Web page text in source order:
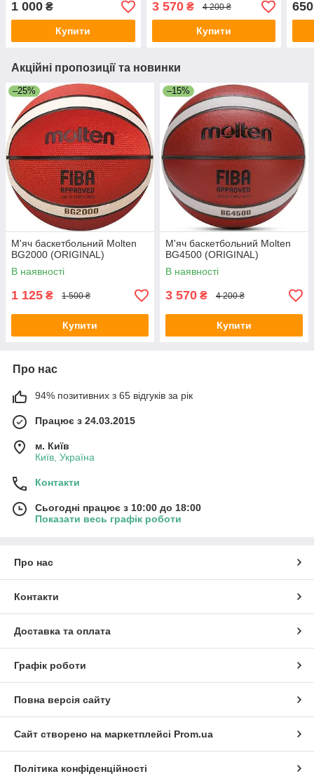
1 000 ₴
Купити
3 570₴ 4 200 ₴
Купити
650
Акційні пропозиції та новинки
–25%
М'яч баскетбольний Molten
BG2000 (ORIGINAL)
В наявності
1 125 ₴ 1 500 ₴
Купити
–15%
М'яч баскетбольний Molten
BG4500 (ORIGINAL)
В наявності
3 570 ₴ 4 200 ₴
Купити
Про нас
94% позитивних з 65 відгуків за рік
Працює з 24.03.2015
м. Київ
Київ, Україна
Контакти
Сьогодні працює з 10:00 до 18:00
Показати весь графік роботи
Про нас
Контакти
Доставка та оплата
Графік роботи
Повна версія сайту
Сайт створено на маркетплейсі Prom.ua
Політика конфіденційності